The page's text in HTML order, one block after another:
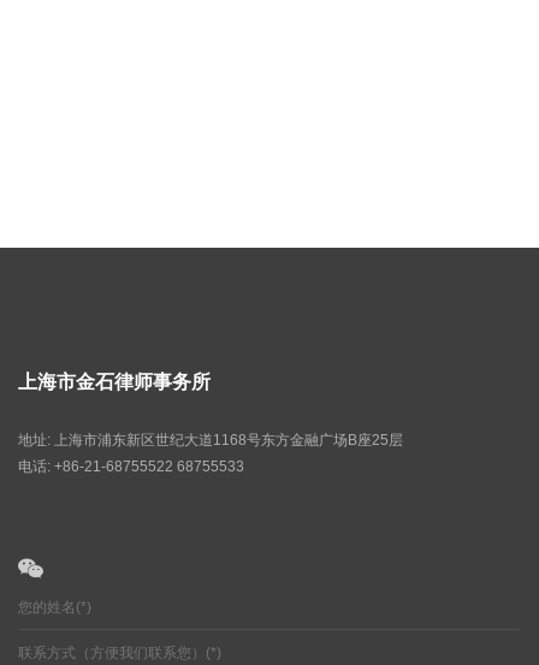
上海市金石律师事务所
地址: 上海市浦东新区世纪大道1168号东方金融广场B座25层
电话: +86-21-68755522 68755533